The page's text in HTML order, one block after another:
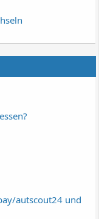
autscout24 und